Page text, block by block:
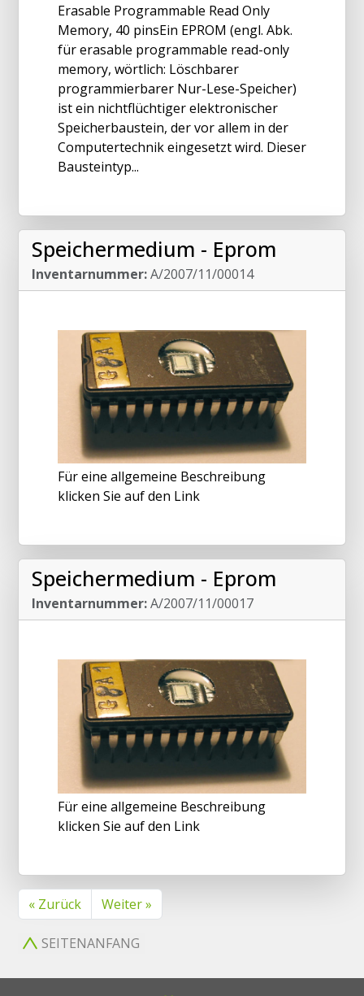
Erasable Programmable Read Only
Memory, 40 pinsEin EPROM (engl. Abk.
für erasable programmable read-only
memory, wörtlich: Löschbarer
programmierbarer Nur-Lese-Speicher)
ist ein nichtflüchtiger elektronischer
Speicherbaustein, der vor allem in der
Computertechnik eingesetzt wird. Dieser
Bausteintyp...
Speichermedium - Eprom
Inventarnummer:A/2007/11/00014
Für eine allgemeine Beschreibung
klicken Sie auf den Link
Speichermedium - Eprom
Inventarnummer:A/2007/11/00017
Für eine allgemeine Beschreibung
klicken Sie auf den Link
« Zurück Weiter »
SEITENANFANG